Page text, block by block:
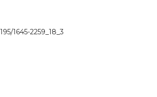
1645-2259_18_3